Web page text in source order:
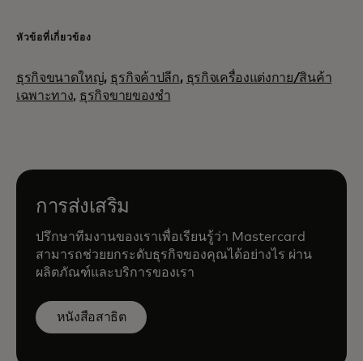
หัวข้อที่เกี่ยวข้อง
ธุรกิจขนาดใหญ่, ธุรกิจค้าปลีก, ธุรกิจเครื่องแต่งกาย/สินค้า
เฉพาะทาง, ธุรกิจขายของชำ
การส่งเสริม
ปรึกษาทีมงานของเราเพื่อเรียนรู้ว่า Mastercard
สามารถช่วยยกระดับธุรกิจของคุณได้อย่างไร ผ่าน
ผลิตภัณฑ์และบริการของเรา
หนังสือสาธิต